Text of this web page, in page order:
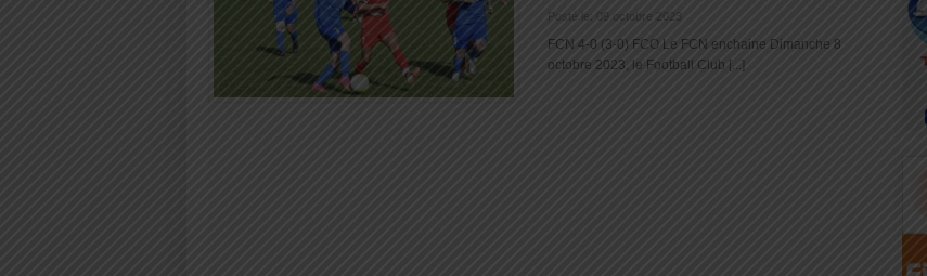
Posté le: 09 octobre 2023
FCN 4-0 (3-0) FCO Le FCN enchaine Dimanche 8
octobre 2023, le Football Club [...]